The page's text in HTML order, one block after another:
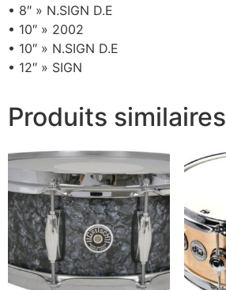
• 8″ » N.SIGN D.E
• 10″ » 2002
• 10″ » N.SIGN D.E
• 12″ » SIGN
Produits similaires